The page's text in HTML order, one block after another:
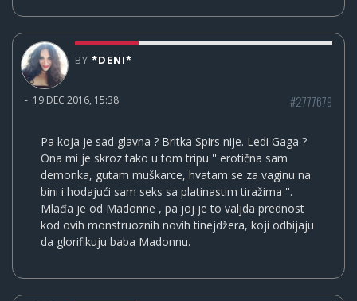
BY *DENI*
- 19 DEC 2016, 15:38 #2777679
Pa koja je sad glavna ? Britka Spirs nije. Ledi Gaga ?
Ona mi je skroz tako u tom tripu '' erotična sam
demonka, gutam muškarce, hvatam se za vaginu na
bini i hodajući sam seks sa platinastim tiražima ''.
Mlađa je od Madonne , pa joj je to valjda prednost
kod ovih monstruoznih novih tinejdžera, koji odbijaju
da glorifikuju baba Madonnu.